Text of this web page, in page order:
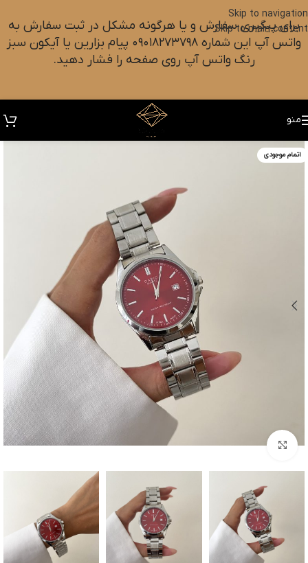
Skip to navigation
Skip to main content
برای پیگیری سفارش و یا هرگونه مشکل در ثبت سفارش به
واتس آپ این شماره ۰۹۰۱۸۲۷۳۷۹۸ پیام بزارین یا آیکون سبز
رنگ واتس آپ روی صفحه را فشار دهید.
منو
اتمام موجودی
بزرگنمایی تصویر